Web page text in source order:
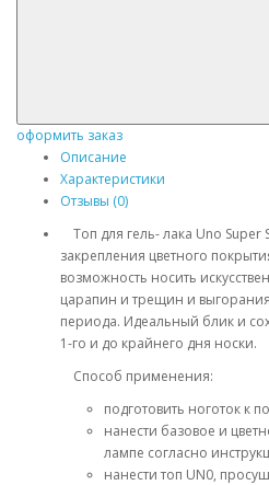
оформить заказ
Описание
Характеристики
Отзывы (0)
Топ для гель- лака Uno Super
закрепления цветного
возможность носить
царапин и трещин и
периода. Идеальный блик и
1-го и до крайнего дня носки.
Способ применения:
подготовить ноготок к
нанести базовое и
лампе согласно
нанести топ UN0,